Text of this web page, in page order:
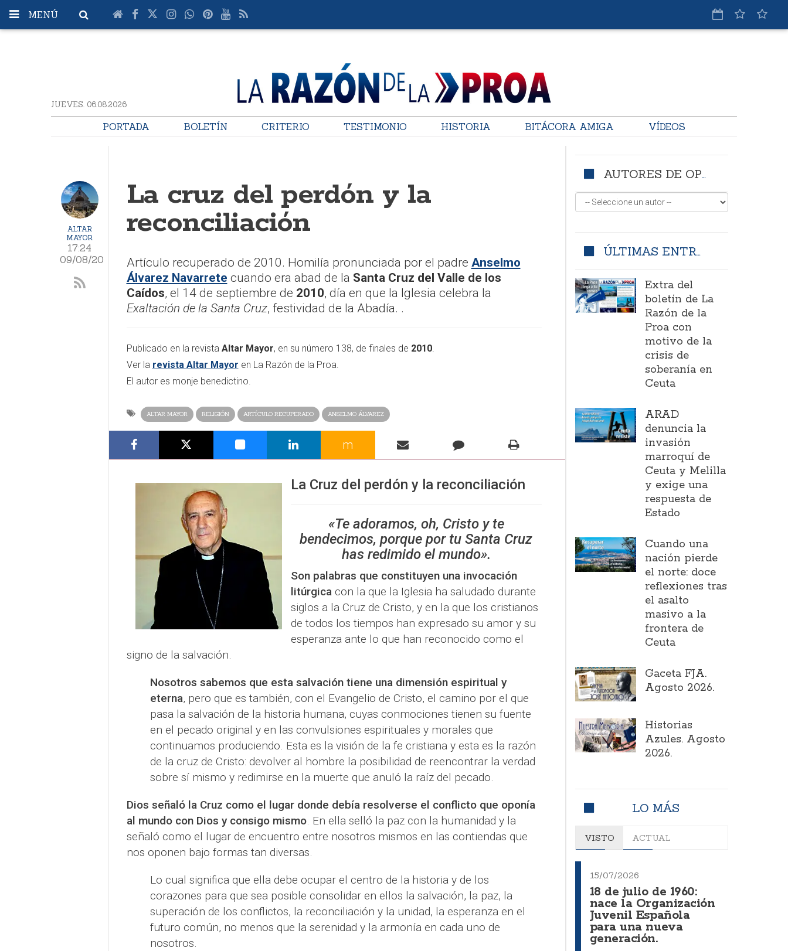
MENÚ
JUEVES. 06.08.2026
PORTADA BOLETÍN CRITERIO TESTIMONIO HISTORIA BITÁCORA AMIGA VÍDEOS
ALTAR
MAYOR
17:24
09/08/20
La cruz del perdón y la
reconciliación
Artículo recuperado de 2010. Homilía pronunciada por el padre Anselmo
Álvarez Navarrete cuando era abad de la Santa Cruz del Valle de los
Caídos, el 14 de septiembre de 2010, día en que la Iglesia celebra la
Exaltación de la Santa Cruz, festividad de la Abadía. .
Publicado en la revista Altar Mayor, en su número 138, de finales de 2010.
Ver la revista Altar Mayor en La Razón de la Proa.
El autor es monje benedictino.
ALTAR MAYOR RELIGIÓN ARTÍCULO RECUPERADO ANSELMO ÁLVAREZ
m
La Cruz del perdón y la reconciliación
«Te adoramos, oh, Cristo y te
bendecimos, porque por tu Santa Cruz
has redimido el mundo».
Son palabras que constituyen una invocación
litúrgicacon la que la Iglesia ha saludado durante
siglos a la Cruz de Cristo, y en la que los cristianos
de todos los tiempos han expresado su amor y su
esperanza ante lo que han reconocido como el
signo de la salvación.
Nosotros sabemos que esta salvación tiene una dimensión espiritual y
eterna, pero que es también, con el Evangelio de Cristo, el camino por el que
pasa la salvación de la historia humana, cuyas conmociones tienen su fuente
en el pecado original y en las convulsiones espirituales y morales que
continuamos produciendo. Esta es la visión de la fe cristiana y esta es la razón
de la cruz de Cristo: devolver al hombre la posibilidad de reencontrar la verdad
sobre sí mismo y redimirse en la muerte que anuló la raíz del pecado.
Dios señaló la Cruz como el lugar donde debía resolverse el conflicto que oponía
al mundo con Dios y consigo mismo. En ella selló la paz con la humanidad y la
señaló como el lugar de encuentro entre nosotros mismos en las contiendas que
nos oponen bajo formas tan diversas.
Lo cual significa que ella debe ocupar el centro de la historia y de los
corazones para que sea posible consolidar en ellos la salvación, la paz, la
superación de los conflictos, la reconciliación y la unidad, la esperanza en el
futuro común, no menos que la serenidad y la armonía en cada uno de
nosotros.
AUTORES DE OPINIÓN
ÚLTIMAS ENTRADAS
Extra del
boletín de La
Razón de la
Proa con
motivo de la
crisis de
soberanía en
Ceuta
ARAD
denuncia la
invasión
marroquí de
Ceuta y Melilla
y exige una
respuesta de
Estado
Cuando una
nación pierde
el norte: doce
reflexiones tras
el asalto
masivo a la
frontera de
Ceuta
Gaceta FJA.
Agosto 2026.
Historias
Azules. Agosto
2026.
LO MÁS
VISTO ACTUAL
15/07/2026
18 de julio de 1960:
nace la Organización
Juvenil Española
para una nueva
generación.